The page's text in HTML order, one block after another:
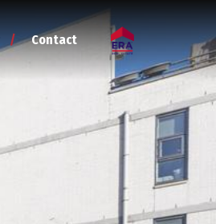
Contact